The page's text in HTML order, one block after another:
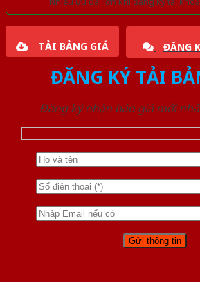
TẢI BẢNG GIÁ ĐĂNG
ĐĂNG KÝ TẢI
Đăng ký nhận báo giá mới